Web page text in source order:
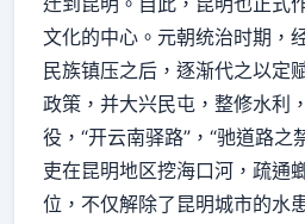
文化的中心。元朝统治时期，
民族镇压之后，逐渐代之以定
政策，并大兴民屯，整修水利
役，“开云南驿路”，“驰道路之
吏在昆明地区挖海口河，疏通
位，不仅解除了昆明城市的水